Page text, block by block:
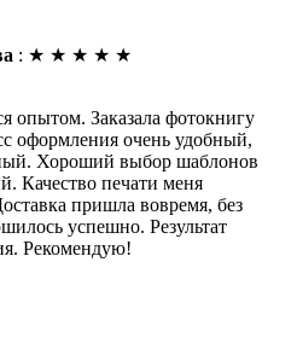
: ★ ★ ★ ★ ★
опытом. Заказала фотокнигу
оформления очень удобный,
Хороший выбор шаблонов
Качество печати меня
пришла вовремя, без
успешно. Результат
Рекомендую!